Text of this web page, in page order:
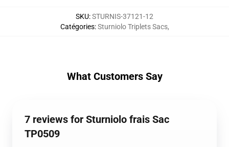
SKU:STURNIS-37121-12
Catégories:Sturniolo Triplets Sacs,
What Customers Say
7 reviews for Sturniolo frais Sac
TP0509